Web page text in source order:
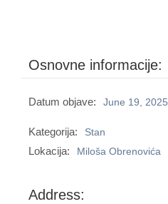
Osnovne informacije:
Datum objave: June 19, 2025
Kategorija: Stan
Lokacija: Miloša Obrenovića
Address: